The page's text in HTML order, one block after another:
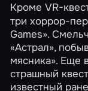
Кроме VR-
три хоррор-
Games».
«Астрал»,
мясника». Еще
страшный
известный